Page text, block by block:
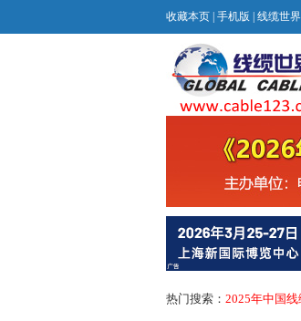
收藏本页 手机版 | 线缆世
热门搜索： 2025年中国